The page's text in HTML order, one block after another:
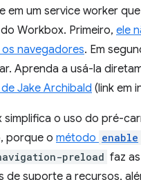
em um service worker
Workbox. Primeiro, ele
navegadores. Em
Aprenda a usá-la
Jake Archibald (link em
simplifica o uso do pré-
porque o método enable
preload faz
de suporte a recursos,